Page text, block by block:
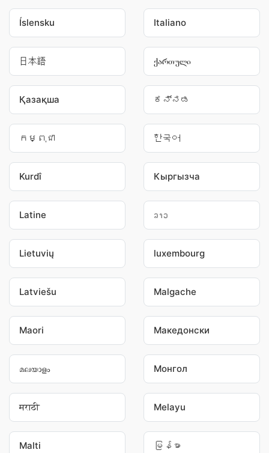
Íslensku Italiano
日本語 ქართული
Қазақша ಕನ್ನಡ
កម្ពុជា 한국어
Kurdî Кыргызча
Latine ລາວ
Lietuvių luxembourg
Latviešu Malgache
Maori Македонски
മലയാളം Монгол
मराठी Melayu
Malti မြန်မာ